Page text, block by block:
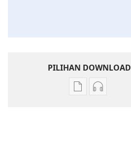
PILIHAN DOWNLOAD
PilihanPilihan